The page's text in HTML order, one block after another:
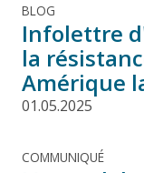
BLOG
Infolettre
la
Amérique
01.05.2025
COMMUNIQUÉ